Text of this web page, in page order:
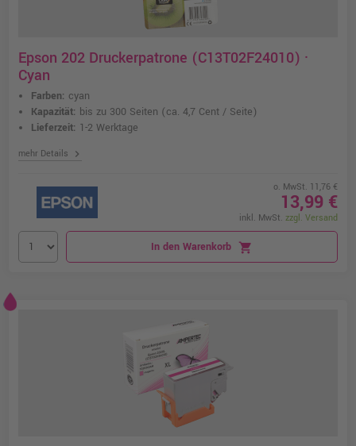
Epson 202 Druckerpatrone (C13T02F24010) ·
Cyan
Farben: cyan
Kapazität: bis zu 300 Seiten (ca. 4,7 Cent / Seite)
Lieferzeit: 1-2 Werktage
mehr Details chevron_right
o. MwSt. 11,76 €
13,99 €
inkl. MwSt. zzgl. Versand
In den Warenkorb shopping_cart